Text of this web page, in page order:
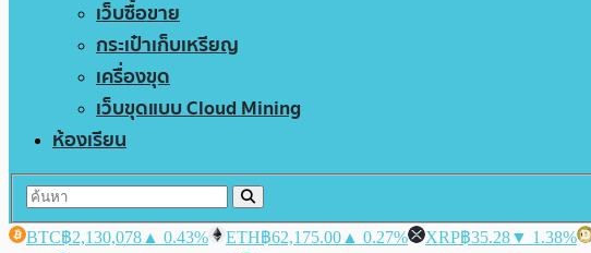
เว็บซื้อขาย
กระเป๋าเก็บเหรียญ
เครื่องขุด
เว็บขุดแบบ Cloud Mining
ห้องเรียน
BTC฿2,130,078 ▲ 0.43% ETH฿62,175.00 ▲ 0.27% XRP฿35.28▼ 1.38%